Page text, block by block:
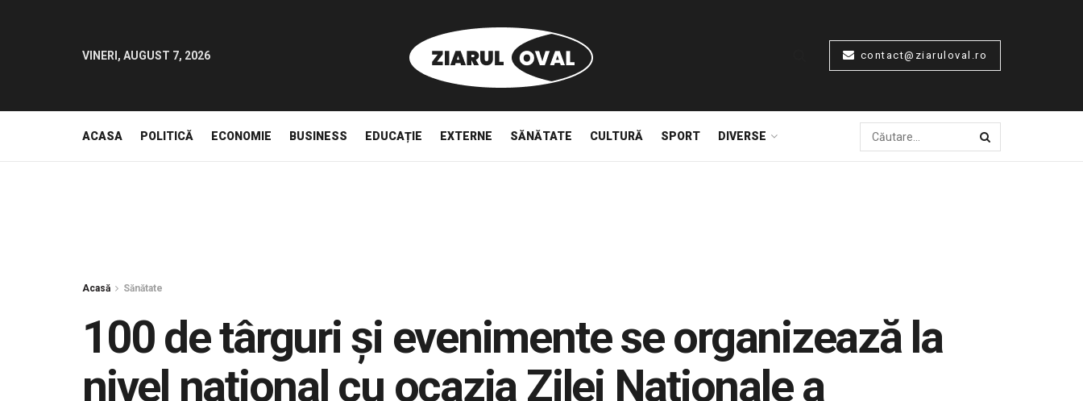
VINERI, AUGUST 7, 2026 contact@ziaruloval.ro
ACASA POLITICĂ ECONOMIE BUSINESS EDUCAȚIE EXTERNE SĂNĂTATE CULTURĂ SPORT DIVERSE
Acasă Sănătate
100 de târguri și evenimente se organizează la
nivel național cu ocazia Zilei Naționale a